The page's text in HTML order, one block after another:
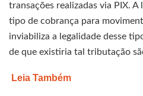
transações realizadas via PIX. A
tipo de cobrança para
inviabiliza a legalidade desse
de que existiria tal tributação
Leia Também